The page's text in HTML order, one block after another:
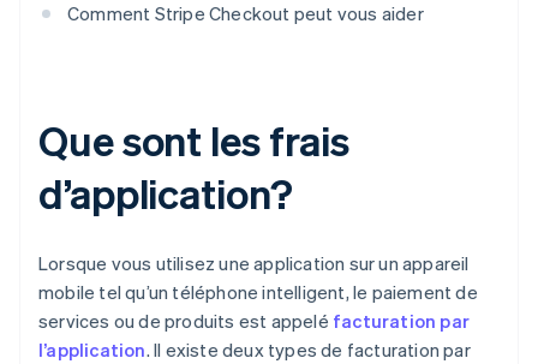
Comment Stripe Checkout peut vous aider
Que sont les frais
d’application?
Lorsque vous utilisez une application sur un appareil
mobile tel qu’un téléphone intelligent, le paiement de
services ou de produits est appelé facturation par
l’application. Il existe deux types de facturation par